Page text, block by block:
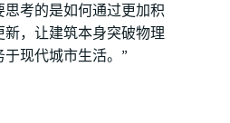
考的是如何通过更加积
，让建筑本身突破物理
现代城市生活。”